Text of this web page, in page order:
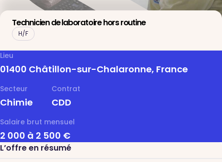
Technicien de laboratoire hors routine
H/F
Lieu
01400 Châtillon-sur-Chalaronne, France
Secteur
Chimie
Contrat
CDD
Salaire brut mensuel
2 000 à 2 500 €
L’offre en résumé